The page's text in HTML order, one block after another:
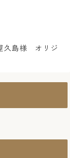
久島様 オリジ